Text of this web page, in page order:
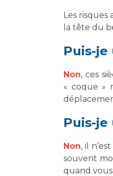
Les risques
la tête du
Puis-
Non, ces
« coque »
Puis-
Non, il
souvent
quand